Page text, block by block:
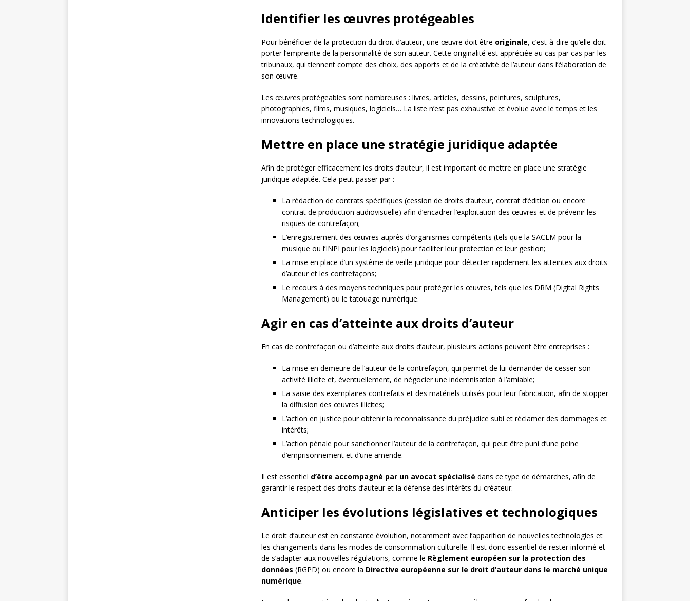
Identifier les œuvres protégeables
Pour bénéficier de la protection du droit d’auteur, une œuvre doit être originale, c’est-à-dire qu’elle doit
porter l’empreinte de la personnalité de son auteur. Cette originalité est appréciée au cas par cas par les
tribunaux, qui tiennent compte des choix, des apports et de la créativité de l’auteur dans l’élaboration de
son œuvre.
Les œuvres protégeables sont nombreuses : livres, articles, dessins, peintures, sculptures,
photographies, films, musiques, logiciels… La liste n’est pas exhaustive et évolue avec le temps et les
innovations technologiques.
Mettre en place une stratégie juridique adaptée
Afin de protéger efficacement les droits d’auteur, il est important de mettre en place une stratégie
juridique adaptée. Cela peut passer par :
La rédaction de contrats spécifiques (cession de droits d’auteur, contrat d’édition ou encore
contrat de production audiovisuelle) afin d’encadrer l’exploitation des œuvres et de prévenir les
risques de contrefaçon;
L’enregistrement des œuvres auprès d’organismes compétents (tels que la SACEM pour la
musique ou l’INPI pour les logiciels) pour faciliter leur protection et leur gestion;
La mise en place d’un système de veille juridique pour détecter rapidement les atteintes aux droits
d’auteur et les contrefaçons;
Le recours à des moyens techniques pour protéger les œuvres, tels que les DRM (Digital Rights
Management) ou le tatouage numérique.
Agir en cas d’atteinte aux droits d’auteur
En cas de contrefaçon ou d’atteinte aux droits d’auteur, plusieurs actions peuvent être entreprises :
La mise en demeure de l’auteur de la contrefaçon, qui permet de lui demander de cesser son
activité illicite et, éventuellement, de négocier une indemnisation à l’amiable;
La saisie des exemplaires contrefaits et des matériels utilisés pour leur fabrication, afin de stopper
la diffusion des œuvres illicites;
L’action en justice pour obtenir la reconnaissance du préjudice subi et réclamer des dommages et
intérêts;
L’action pénale pour sanctionner l’auteur de la contrefaçon, qui peut être puni d’une peine
d’emprisonnement et d’une amende.
Il est essentiel d’être accompagné par un avocat spécialisé dans ce type de démarches, afin de
garantir le respect des droits d’auteur et la défense des intérêts du créateur.
Anticiper les évolutions législatives et technologiques
Le droit d’auteur est en constante évolution, notamment avec l’apparition de nouvelles technologies et
les changements dans les modes de consommation culturelle. Il est donc essentiel de rester informé et
de s’adapter aux nouvelles régulations, comme le Règlement européen sur la protection des
données (RGPD) ou encore la Directive européenne sur le droit d’auteur dans le marché unique
numérique.